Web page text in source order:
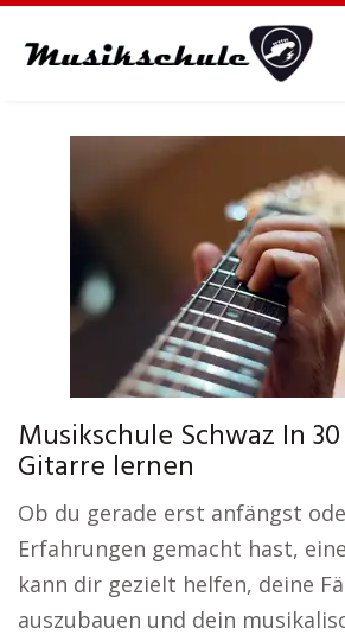
Musikschule Schwaz In
Gitarre lernen
Ob du gerade erst anfängst
Erfahrungen gemacht hast,
kann dir gezielt helfen, deine
auszubauen und dein